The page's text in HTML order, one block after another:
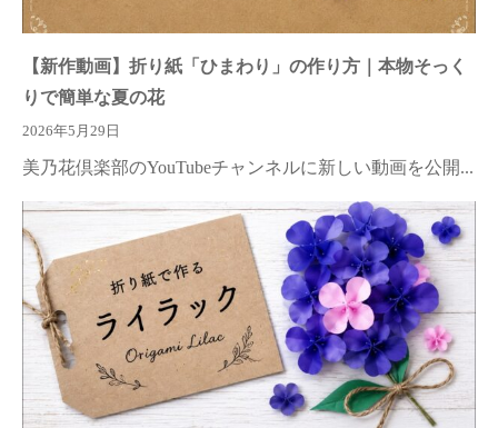
【新作動画】折り紙「ひまわり」の作り方｜本物そっく
りで簡単な夏の花
2026年5月29日
美乃花倶楽部のYouTubeチャンネルに新しい動画を公開...